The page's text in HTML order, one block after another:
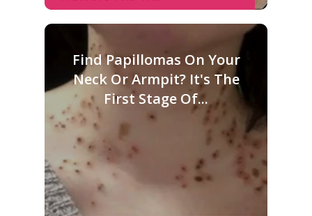
Find Papillomas On Your
Neck Or Armpit? It's The
First Stage Of...